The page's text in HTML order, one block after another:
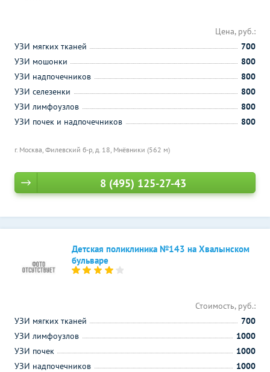
г. Москва, Филевский б-р, д. 18, Мнёвники (562 м)
Цена, руб.:
УЗИ мягких тканей
700
УЗИ мошонки
800
УЗИ надпочечников
800
УЗИ селезенки
800
УЗИ лимфоузлов
800
УЗИ почек и надпочечников
800
8 (495) 125-27-43
Детская поликлиника №143 на Хвалынском
бульваре
Стоимость, руб.:
УЗИ мягких тканей
700
УЗИ лимфоузлов
1000
УЗИ почек
1000
УЗИ надпочечников
1000